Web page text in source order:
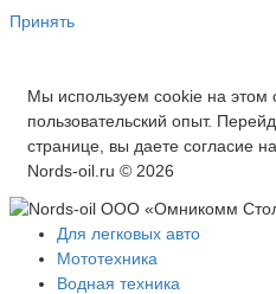
Принять
Мы используем cookie на этом
пользовательский опыт.
странице, вы даете согласие
Nords-oil.ru © 2026
Для легковых авто
Мототехника
Водная техника